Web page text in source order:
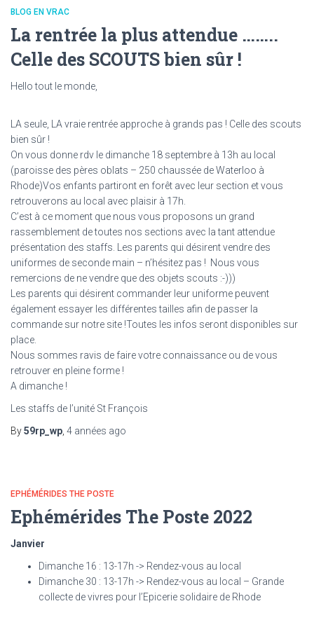
BLOG EN VRAC
La rentrée la plus attendue ……..
Celle des SCOUTS bien sûr !
Hello tout le monde,
LA seule, LA vraie rentrée approche à grands pas ! Celle des scouts
bien sûr !
On vous donne rdv le dimanche 18 septembre à 13h au local
(paroisse des pères oblats – 250 chaussée de Waterloo à
Rhode)Vos enfants partiront en forêt avec leur section et vous
retrouverons au local avec plaisir à 17h.
C’est à ce moment que nous vous proposons un grand
rassemblement de toutes nos sections avec la tant attendue
présentation des staffs. Les parents qui désirent vendre des
uniformes de seconde main – n’hésitez pas ! Nous vous
remercions de ne vendre que des objets scouts :-)))
Les parents qui désirent commander leur uniforme peuvent
également essayer les différentes tailles afin de passer la
commande sur notre site !Toutes les infos seront disponibles sur
place.
Nous sommes ravis de faire votre connaissance ou de vous
retrouver en pleine forme !
A dimanche !
Les staffs de l’unité St François
By59rp_wp 4 années ago
EPHÉMÉRIDES THE POSTE
Ephémérides The Poste 2022
Janvier
Dimanche 16 : 13-17h -> Rendez-vous au local
Dimanche 30 : 13-17h -> Rendez-vous au local – Grande
collecte de vivres pour l’Epicerie solidaire de Rhode